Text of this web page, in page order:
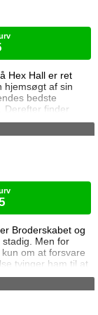
mystik og
Hex Hall er ret
hjemsøgt af sin
bedste
Derefter finder
er heks, men
at Archer, som
være
at komme af
bliver sendt til
Broderskabet og
stadig. Men for
om at forsvare
tvinger ham til at
tilfældige
egen kamp i
sidste hun leder